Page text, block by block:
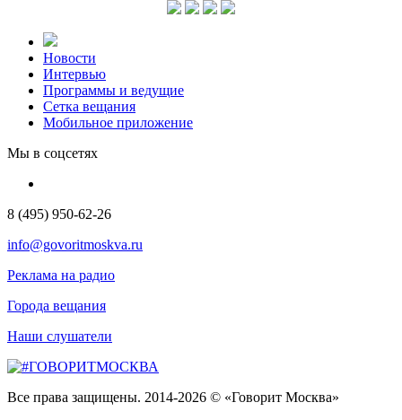
Новости
Интервью
Программы и ведущие
Сетка вещания
Мобильное приложение
Мы в соцсетях
8 (495) 950-62-26
info@govoritmoskva.ru
Реклама на радио
Города вещания
Наши слушатели
Все права защищены. 2014-2026 © «Говорит Москва»